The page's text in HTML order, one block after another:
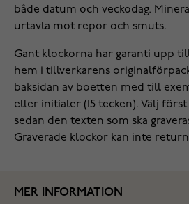
både datum och veckodag.
urtavla mot repor och smuts.
Gant klockorna har garanti upp
hem i tillverkarens
baksidan av boetten med till
eller initialer (15 tecken). Välj
sedan den texten som ska
Graverade klockor kan inte
MER INFORMATION